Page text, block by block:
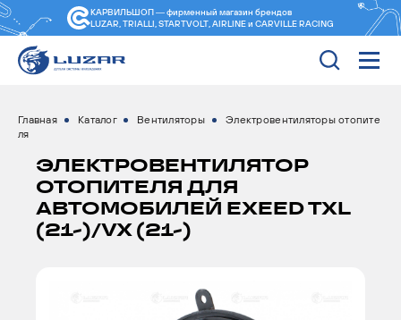
КАРВИЛЬШОП — фирменный магазин брендов
LUZAR, TRIALLI, STARTVOLT, AIRLINE и CARVILLE RACING
Главная Каталог Вентиляторы
Электровентиляторы отопите
ля
ЭЛЕКТРОВЕНТИЛЯТОР
ОТОПИТЕЛЯ ДЛЯ
АВТОМОБИЛЕЙ EXEED TXL
(21-)/VX (21-)